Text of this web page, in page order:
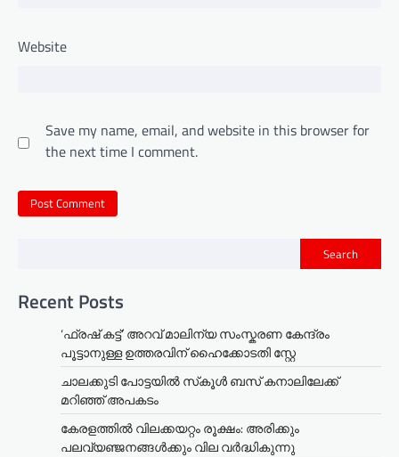
Website
Save my name, email, and website in this browser for
the next time I comment.
Search
Recent Posts
‘ഫ്രഷ് കട്ട്’ അറവ് മാലിന്യ സംസ്കരണ കേന്ദ്രം
പൂട്ടാനുള്ള ഉത്തരവിന് ഹൈക്കോടതി സ്റ്റേ
ചാലക്കുടി പോട്ടയിൽ സ്‌കൂൾ ബസ് കനാലിലേക്ക്
മറിഞ്ഞ് അപകടം
കേരളത്തില്‍ വിലക്കയറ്റം രൂക്ഷം: അരിക്കും
പലവ്യഞ്ജനങ്ങള്‍ക്കും വില വർദ്ധികുന്നു